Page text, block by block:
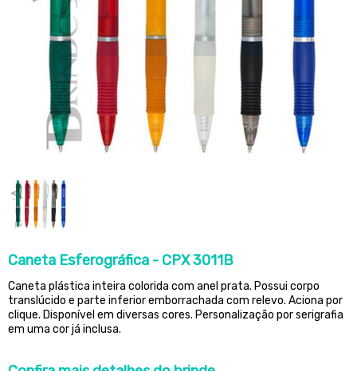
Caneta Esferográfica - CPX 3011B
Caneta plástica inteira colorida com anel prata. Possui corpo
translúcido e parte inferior emborrachada com relevo. Aciona por
clique. Disponível em diversas cores. Personalização por serigrafia
em uma cor já inclusa.